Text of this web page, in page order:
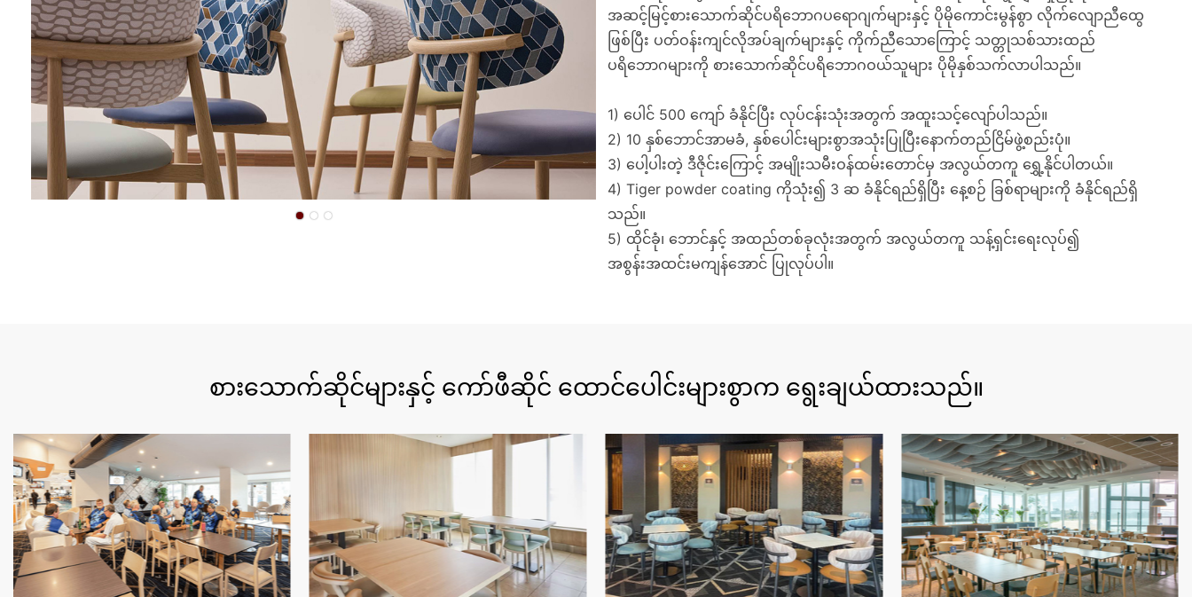
အဆင့်မြင့်စားသောက်ဆိုင်ပရိဘောဂပရောဂျက်များနှင့် ပိုမိုကောင်းမွန်စွာ လိုက်လျောညီထွေ
ဖြစ်ပြီး ပတ်ဝန်းကျင်လိုအပ်ချက်များနှင့် ကိုက်ညီသောကြောင့် သတ္တုသစ်သားထည်
ပရိဘောဂများကို စားသောက်ဆိုင်ပရိဘောဂဝယ်သူများ ပိုမိုနှစ်သက်လာပါသည်။
1) ပေါင် 500 ကျော် ခံနိုင်ပြီး လုပ်ငန်းသုံးအတွက် အထူးသင့်လျော်ပါသည်။
2) 10 နှစ်ဘောင်အာမခံ, နှစ်ပေါင်းများစွာအသုံးပြုပြီးနောက်တည်ငြိမ်ဖွဲ့စည်းပုံ။
3) ပေါ့ပါးတဲ့ ဒီဇိုင်းကြောင့် အမျိုးသမီးဝန်ထမ်းတောင်မှ အလွယ်တကူ ရွှေ့နိုင်ပါတယ်။
4) Tiger powder coating ကိုသုံး၍ 3 ဆ ခံနိုင်ရည်ရှိပြီး နေ့စဉ် ခြစ်ရာများကို ခံနိုင်ရည်ရှိ
သည်။
5) ထိုင်ခုံ၊ ဘောင်နှင့် အထည်တစ်ခုလုံးအတွက် အလွယ်တကူ သန့်ရှင်းရေးလုပ်၍
အစွန်းအထင်းမကျန်အောင် ပြုလုပ်ပါ။
စားသောက်ဆိုင်များနှင့် ကော်ဖီဆိုင် ထောင်ပေါင်းများစွာက ရွေးချယ်ထားသည်။